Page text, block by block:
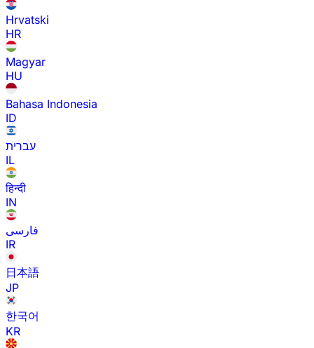
Hrvatski
HR
Magyar
HU
Bahasa Indonesia
ID
עברית
IL
हिन्दी
IN
فارسی
IR
日本語
JP
한국어
KR